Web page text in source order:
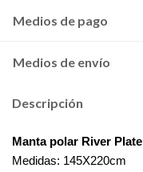
Medios de pago
Medios de envío
Descripción
Manta polar River Plate
Medidas: 145X220cm